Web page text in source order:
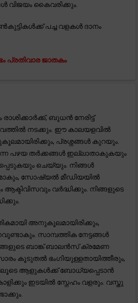
വിജയം കൈവരിക്കും.
പച്ച വളകൾ ദാനം
പ്രതിവാര ജാതകം
രാശിക്കാർക്ക്, ബുധൻ നേരിട്ട്
നടക്കും. ഈ കാലയളവിൽ
പ്രശ്നങ്ങൾ കുറയും.
പഴയ തർക്കങ്ങൾ ഇല്ലാതാകുകയും
ചെയ്യും. നിങ്ങൾ
സോഷ്യൽ മീഡിയയിൽ
ആക്ടിവിസവും വർദ്ധിക്കും. നിങ്ങളുടെ
അനുകൂലമായിരിക്കും,
സാമ്പത്തിക നേട്ടങ്ങൾ
ബാങ്ക് ബാലൻസ് ക്രമേണ
കൂടുതൽ ഭംഗിയുള്ളതായിത്തീരും,
ആളുകൾക്ക് ബോധ്യപ്പെടാൻ
ഇടയിൽ സ്നേഹം വളരും. വസ്തു